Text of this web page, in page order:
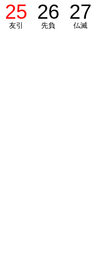
25
友引
26
先負
27
仏滅